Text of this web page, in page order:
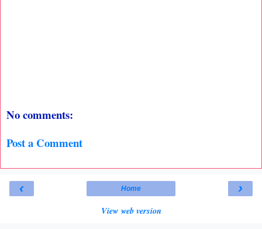
No comments:
Post a Comment
‹ ›
Home
View web version